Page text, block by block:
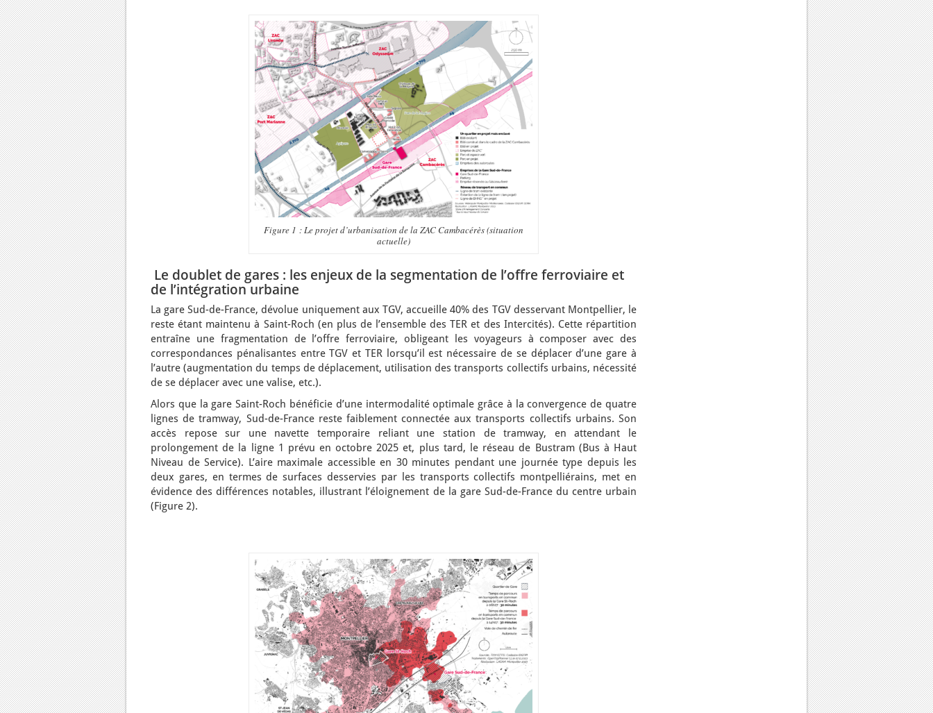
Figure 1 : Le projet d’urbanisation de la ZAC Cambacérès (situation
actuelle)
Le doublet de gares : les enjeux de la segmentation de l’offre ferroviaire et
de l’intégration urbaine
La gare Sud-de-France, dévolue uniquement aux TGV, accueille 40% des TGV desservant Montpellier, le
reste étant maintenu à Saint-Roch (en plus de l’ensemble des TER et des Intercités). Cette répartition
entraîne une fragmentation de l’offre ferroviaire, obligeant les voyageurs à composer avec des
correspondances pénalisantes entre TGV et TER lorsqu’il est nécessaire de se déplacer d’une gare à
l’autre (augmentation du temps de déplacement, utilisation des transports collectifs urbains, nécessité
de se déplacer avec une valise, etc.).
Alors que la gare Saint-Roch bénéficie d’une intermodalité optimale grâce à la convergence de quatre
lignes de tramway, Sud-de-France reste faiblement connectée aux transports collectifs urbains. Son
accès repose sur une navette temporaire reliant une station de tramway, en attendant le
prolongement de la ligne 1 prévu en octobre 2025 et, plus tard, le réseau de Bustram (Bus à Haut
Niveau de Service). L’aire maximale accessible en 30 minutes pendant une journée type depuis les
deux gares, en termes de surfaces desservies par les transports collectifs montpelliérains, met en
évidence des différences notables, illustrant l’éloignement de la gare Sud-de-France du centre urbain
(Figure 2).